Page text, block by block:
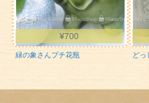
どっ
緑の象さんプチ花瓶
¥700